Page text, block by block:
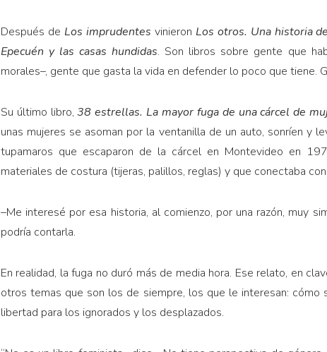
Después de Los imprudentes vinieron Los otros. Una historia
Epecuén y las casas hundidas. Son libros sobre gente que
morales–, gente que gasta la vida en defender lo poco que tiene.
Su último libro,38 estrellas. La mayor fuga de una cárcel de
unas mujeres se asoman por la ventanilla de un auto, sonríen y
tupamaros que escaparon de la cárcel en Montevideo en
materiales de costura (tijeras, palillos, reglas) y que conectaba
–Me interesé por esa historia, al comienzo, por una razón, muy
podría contarla.
En realidad, la fuga no duró más de media hora. Ese relato, en
otros temas que son los de siempre, los que le interesan: cómo
libertad para los ignorados y los desplazados.